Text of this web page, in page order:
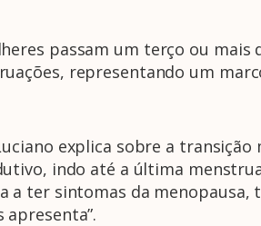
passam um terço ou mais
representando um
explica sobre a
indo até a última
a ter sintomas da menopausa,
apresenta”.